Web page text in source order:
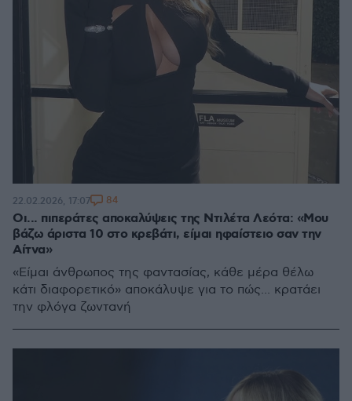
Οι... πιπεράτες αποκαλύψεις της Ντιλέτα Λεότα: «Μου
βάζω άριστα 10 στο κρεβάτι, είμαι ηφαίστειο σαν την
Αίτνα»
«Είμαι άνθρωπος της φαντασίας, κάθε μέρα θέλω
κάτι διαφορετικό» αποκάλυψε για το πώς... κρατάει
την φλόγα ζωντανή
22.02.2026, 17:07 84